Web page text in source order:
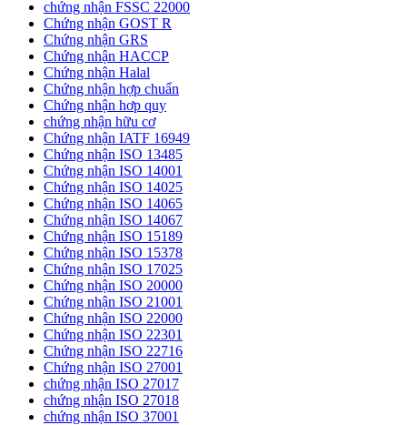
chứng nhận FSSC 22000
Chứng nhận GOST R
Chứng nhận GRS
Chứng nhận HACCP
Chứng nhận Halal
Chứng nhận hợp chuẩn
Chứng nhận hơp quy
chứng nhận hữu cơ
Chứng nhận IATF 16949
Chứng nhận ISO 13485
Chứng nhận ISO 14001
Chứng nhận ISO 14025
Chứng nhận ISO 14065
Chứng nhận ISO 14067
Chứng nhận ISO 15189
Chứng nhận ISO 15378
Chứng nhận ISO 17025
Chứng nhận ISO 20000
Chứng nhận ISO 21001
Chứng nhận ISO 22000
Chứng nhận ISO 22301
Chứng nhận ISO 22716
Chứng nhận ISO 27001
chứng nhận ISO 27017
chứng nhận ISO 27018
chứng nhận ISO 37001